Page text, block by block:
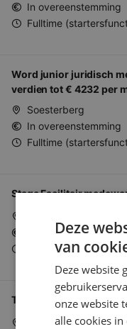
In overeenstemming
Fulltime
Word junior juridisch
verdien tot € 4232 per
Soesterberg
In overeenstemming
Fulltime
Stage Facilitair
In overeenstemming
Fulltime
Technisch Beheerder
Mobiel/vanuit huis,
Deze
van
Deze website
onze website
alle cookies